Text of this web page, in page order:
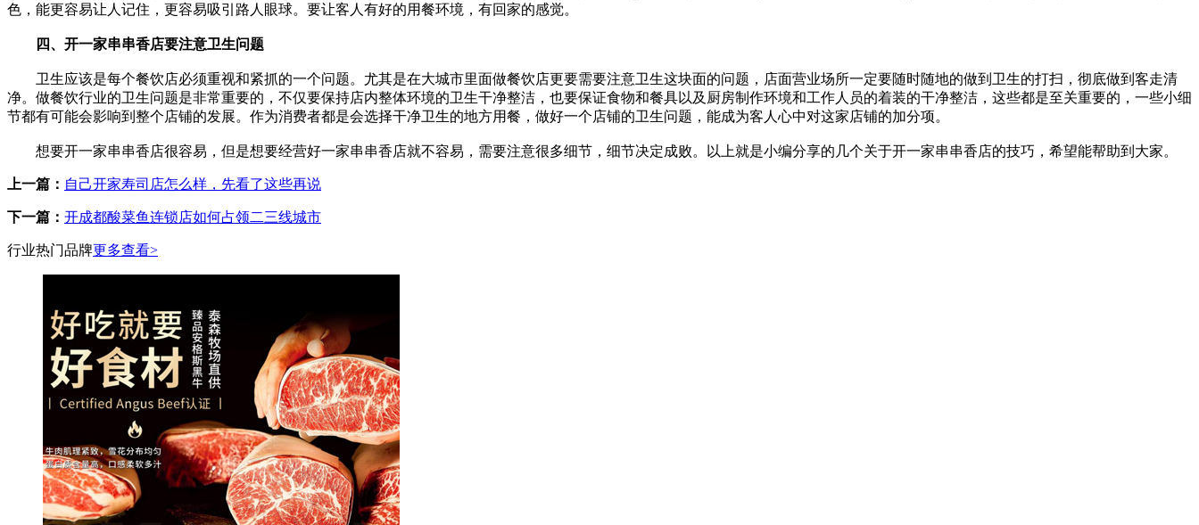
色，能更容易让人记住，更容易吸引路人眼球。要让客人有好的用餐环境，有回家的感觉。
四、开一家串串香店要注意卫生问题
卫生应该是每个餐饮店必须重视和紧抓的一个问题。尤其是在大城市里面做餐饮店更要需要注意卫生这块面的问题，店面营业场所一定要随时随地的做到卫生的打扫，彻底做到客走清
净。做餐饮行业的卫生问题是非常重要的，不仅要保持店内整体环境的卫生干净整洁，也要保证食物和餐具以及厨房制作环境和工作人员的着装的干净整洁，这些都是至关重要的，一些小细
节都有可能会影响到整个店铺的发展。作为消费者都是会选择干净卫生的地方用餐，做好一个店铺的卫生问题，能成为客人心中对这家店铺的加分项。
想要开一家串串香店很容易，但是想要经营好一家串串香店就不容易，需要注意很多细节，细节决定成败。以上就是小编分享的几个关于开一家串串香店的技巧，希望能帮助到大家。
上一篇： 自己开家寿司店怎么样，先看了这些再说
下一篇： 开成都酸菜鱼连锁店如何占领二三线城市
行业热门品牌更多查看>